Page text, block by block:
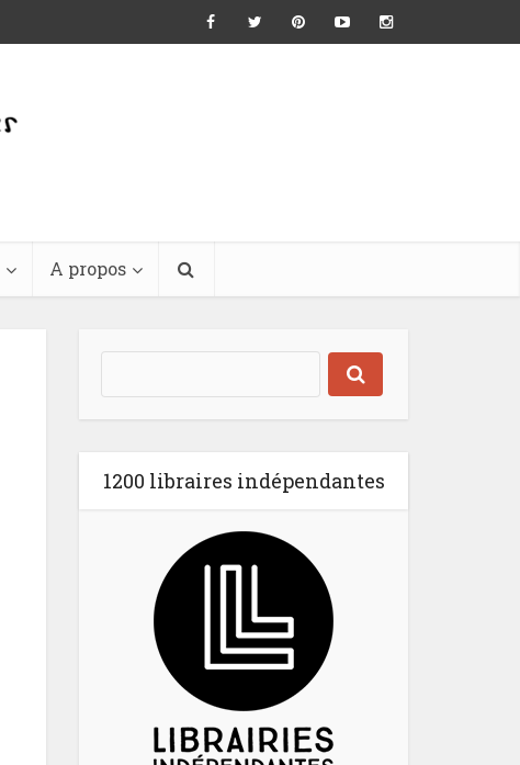
A propos
1200 libraires indépendantes